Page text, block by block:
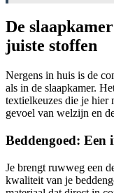
De
juiste stoffen
Nergens in huis is de
als in de slaapkamer.
textielkeuzes die je hier
gevoel van welzijn en
Beddengoed: Een
Je brengt ruwweg een
kwaliteit van je